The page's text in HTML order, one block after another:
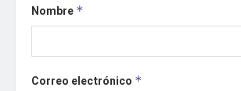
Nombre *
Correo electrónico *